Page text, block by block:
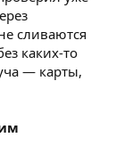
сливаются
каких-то
— карты,